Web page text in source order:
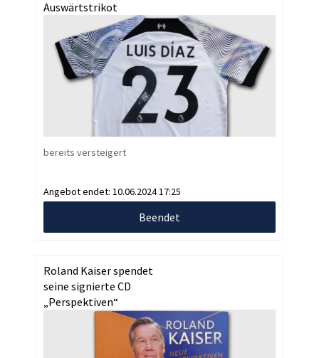
Auswärtstrikot
bereits versteigert
Angebot endet: 10.06.2024 17:25
Beendet
Roland Kaiser spendet
seine signierte CD
„Perspektiven“